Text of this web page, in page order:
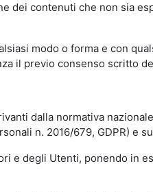
dei contenuti che non sia
modo o forma e con
il previo consenso scritto
dalla normativa
n. 2016/679, GDPR) e
e degli Utenti, ponendo in